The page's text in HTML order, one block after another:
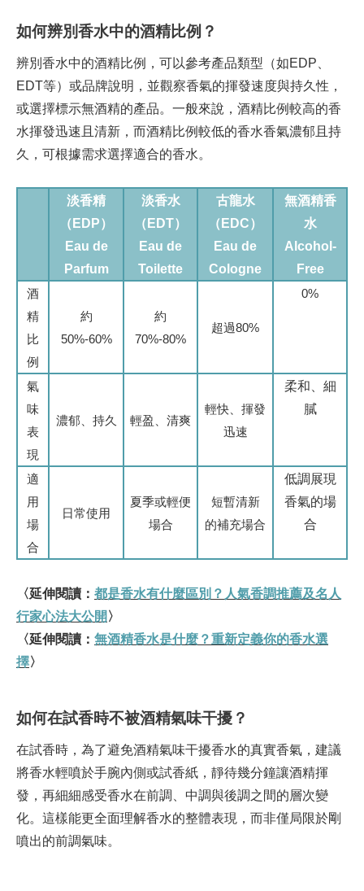
如何辨別香水中的酒精比例？
辨別香水中的酒精比例，可以參考產品類型（如EDP、
EDT等）或品牌說明，並觀察香氣的揮發速度與持久性，
或選擇標示無酒精的產品。一般來說，酒精比例較高的香
水揮發迅速且清新，而酒精比例較低的香水香氣濃郁且持
久，可根據需求選擇適合的香水。
淡香精
（EDP）
Eau de
Parfum
淡香水
（EDT）
Eau de
Toilette
古龍水
（EDC）
Eau de
Cologne
無酒精香
水
Alcohol-
Free
酒
精
比
例
約
50%-60%
約
70%-80%
超過80%
0%
氣
味
表
現
濃郁、持久 輕盈、清爽
輕快、揮發
迅速
柔和、細
膩
適
用
場
合
日常使用
夏季或輕便
場合
短暫清新
的補充場合
低調展現
香氣的場
合
〈延伸閱讀： 都是香水有什麼區別？人氣香調推薦及名人
行家心法大公開 〉
〈延伸閱讀： 無酒精香水是什麼？重新定義你的香水選
擇〉
如何在試香時不被酒精氣味干擾？
在試香時，為了避免酒精氣味干擾香水的真實香氣，建議
將香水輕噴於手腕內側或試香紙，靜待幾分鐘讓酒精揮
發，再細細感受香水在前調、中調與後調之間的層次變
化。這樣能更全面理解香水的整體表現，而非僅局限於剛
噴出的前調氣味。